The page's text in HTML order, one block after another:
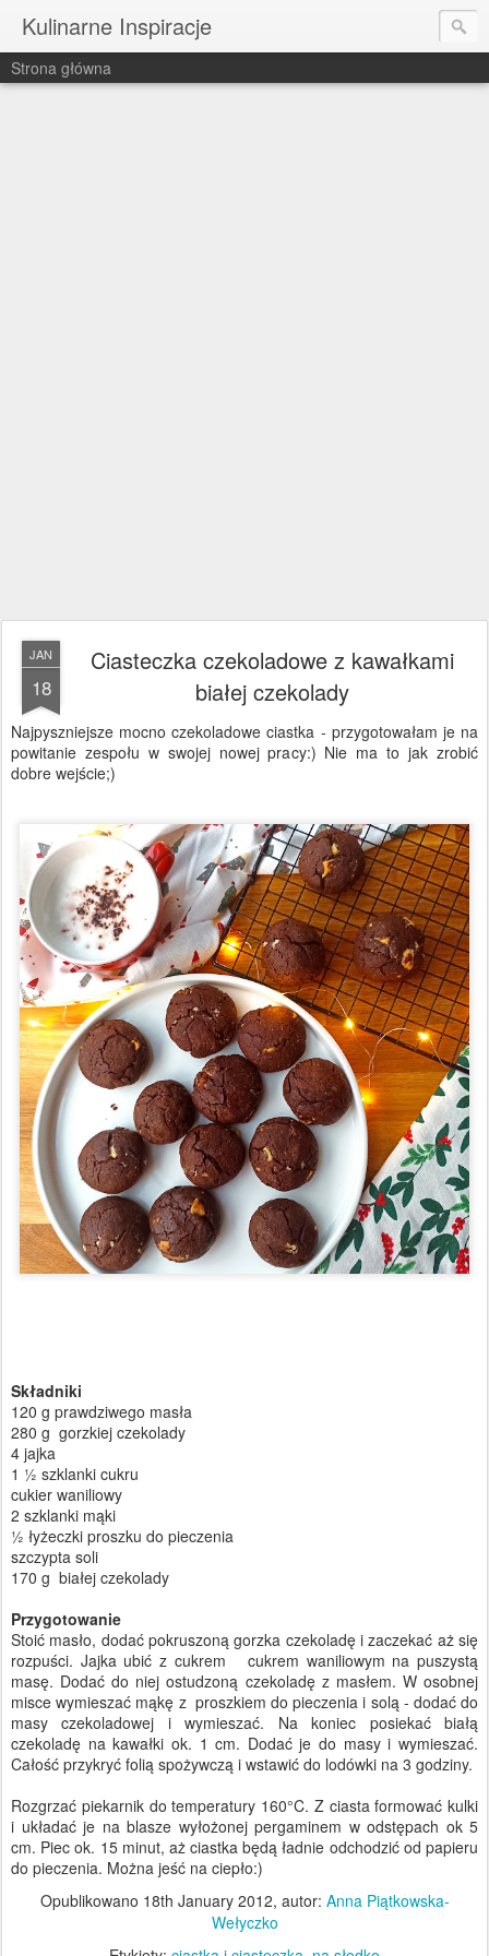
Kulinarne Inspiracje
Strona główna
JAN
18
Ciasteczka czekoladowe z kawałkami
białej czekolady
Najpyszniejsze mocno czekoladowe ciastka - przygotowałam je na
powitanie zespołu w swojej nowej pracy:) Nie ma to jak zrobić
dobre wejście;)
Składniki
120 g prawdziwego masła
280 g gorzkiej czekolady
4 jajka
1 ½ szklanki cukru
cukier waniliowy
2 szklanki mąki
½ łyżeczki proszku do pieczenia
szczypta soli
170 g białej czekolady
Przygotowanie
Stoić masło, dodać pokruszoną gorzka czekoladę i zaczekać aż się
rozpuści. Jajka ubić z cukrem cukrem waniliowym na puszystą
masę. Dodać do niej ostudzoną czekoladę z masłem. W osobnej
misce wymieszać mąkę z proszkiem do pieczenia i solą - dodać do
masy czekoladowej i wymieszać. Na koniec posiekać białą
czekoladę na kawałki ok. 1 cm. Dodać je do masy i wymieszać.
Całość przykryć folią spożywczą i wstawić do lodówki na 3 godziny.
Rozgrzać piekarnik do temperatury 160°C. Z ciasta formować kulki
i układać je na blasze wyłożonej pergaminem w odstępach ok 5
cm. Piec ok. 15 minut, aż ciastka będą ładnie odchodzić od papieru
do pieczenia. Można jeść na ciepło:)
Opublikowano 18th January 2012, autor: Anna Piątkowska-
Wełyczko